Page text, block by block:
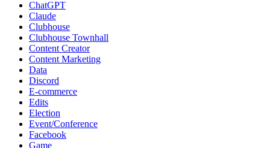
ChatGPT
Claude
Clubhouse
Clubhouse Townhall
Content Creator
Content Marketing
Data
Discord
E-commerce
Edits
Election
Event/Conference
Facebook
Game